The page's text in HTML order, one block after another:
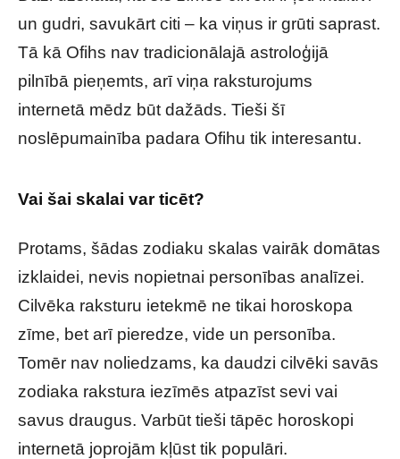
un gudri, savukārt citi – ka viņus ir grūti saprast.
Tā kā Ofihs nav tradicionālajā astroloģijā
pilnībā pieņemts, arī viņa raksturojums
internetā mēdz būt dažāds. Tieši šī
noslēpumainība padara Ofihu tik interesantu.
Vai šai skalai var ticēt?
Protams, šādas zodiaku skalas vairāk domātas
izklaidei, nevis nopietnai personības analīzei.
Cilvēka raksturu ietekmē ne tikai horoskopa
zīme, bet arī pieredze, vide un personība.
Tomēr nav noliedzams, ka daudzi cilvēki savās
zodiaka rakstura iezīmēs atpazīst sevi vai
savus draugus. Varbūt tieši tāpēc horoskopi
internetā joprojām kļūst tik populāri.